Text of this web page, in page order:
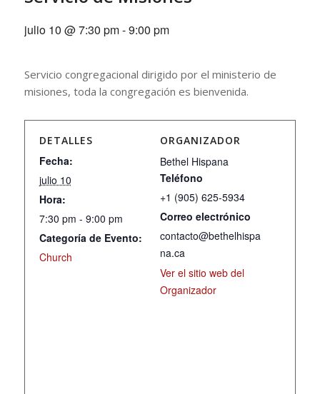
julio 10 @ 7:30 pm-9:00 pm
Servicio congregacional dirigido por el ministerio de
misiones, toda la congregación es bienvenida.
DETALLES
Fecha:
julio 10
Hora:
7:30 pm - 9:00 pm
Categoría de Evento:
Church
ORGANIZADOR
Bethel Hispana
Teléfono
+1 (905) 625-5934
Correo electrónico
contacto@bethelhispa
na.ca
Ver el sitio web del
Organizador